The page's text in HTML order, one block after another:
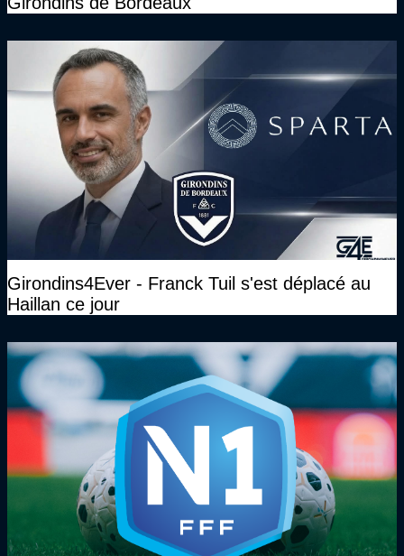
Girondins4Ever - Franck Tuil s'est déplacé au
Haillan ce jour